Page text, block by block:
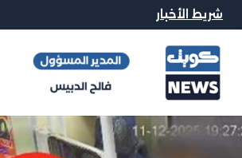
شريط الأخبار